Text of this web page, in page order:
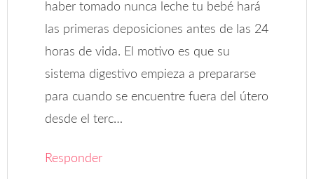
haber tomado nunca leche tu bebé hará
las primeras deposiciones antes de las 24
horas de vida. El motivo es que su
sistema digestivo empieza a prepararse
para cuando se encuentre fuera del útero
desde el terc…
Responder